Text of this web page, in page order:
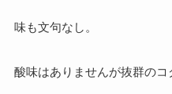
味も文句なし。
酸味はありませんが抜群のコ